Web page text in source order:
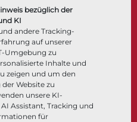
bezüglich der
KI
andere Tracking-
auf unserer
Umgebung zu
Inhalte und
zeigen und um den
Website zu
unsere KI-
Assistant, Tracking und
für
Dokumentation
Dokumente
Wissenszentrum